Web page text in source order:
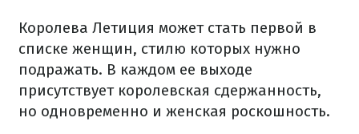
Королева Летиция может стать первой в
списке женщин, стилю которых нужно
подражать. В каждом ее выходе
присутствует королевская сдержанность,
но одновременно и женская роскошность.